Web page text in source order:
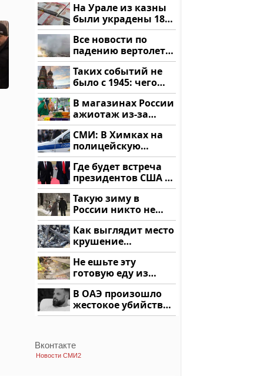
На Урале из казны
были украдены 18
миллионов рублей
Все новости по
падению вертолета
на Кавказе: читать
здесь
Таких событий не
было с 1945: чего
ждать всем нам?
В магазинах России
ажиотаж из-за
этого продукта: что
купить?
СМИ: В Химках на
полицейскую
машину напали и
подожгли.
Где будет встреча
президентов США и
России: Европа?
Такую зиму в
России никто не
ждал: как так?!
Как выглядит место
крушение
вертолета на
Кавказе: смотреть
Не ешьте эту
готовую еду из
магазина: список
В ОАЭ произошло
жестокое убийство
криптомиллионера
Вконтакте
Новости СМИ2